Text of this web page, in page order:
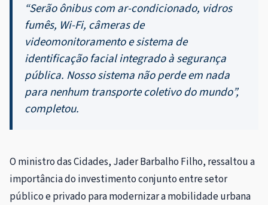
“Serão ônibus com ar-condicionado, vidros
fumês, Wi-Fi, câmeras de
videomonitoramento e sistema de
identificação facial integrado à segurança
pública. Nosso sistema não perde em nada
para nenhum transporte coletivo do mundo”,
completou.
O ministro das Cidades, Jader Barbalho Filho, ressaltou a
importância do investimento conjunto entre setor
público e privado para modernizar a mobilidade urbana